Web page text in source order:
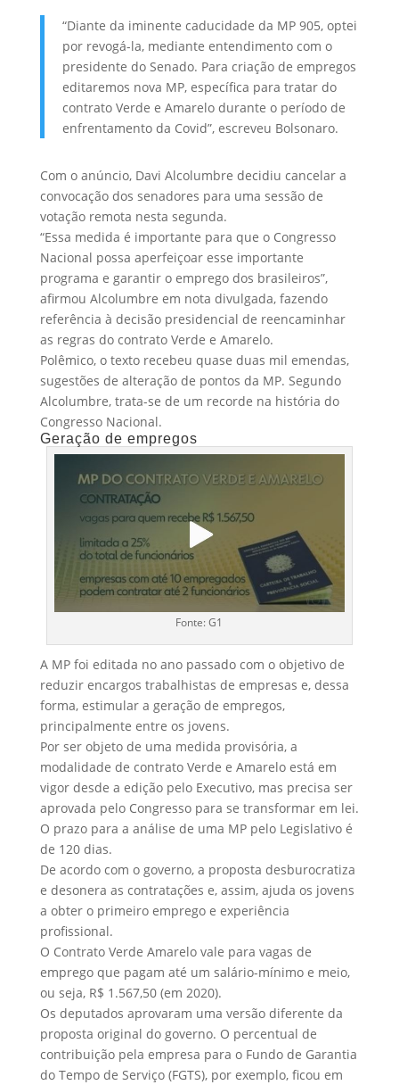
“Diante da iminente caducidade da MP 905, optei
por revogá-la, mediante entendimento com o
presidente do Senado. Para criação de empregos
editaremos nova MP, específica para tratar do
contrato Verde e Amarelo durante o período de
enfrentamento da Covid”, escreveu Bolsonaro.
Com o anúncio, Davi Alcolumbre decidiu cancelar a
convocação dos senadores para uma sessão de
votação remota nesta segunda.
“Essa medida é importante para que o Congresso
Nacional possa aperfeiçoar esse importante
programa e garantir o emprego dos brasileiros”,
afirmou Alcolumbre em nota divulgada, fazendo
referência à decisão presidencial de reencaminhar
as regras do contrato Verde e Amarelo.
Polêmico, o texto recebeu quase duas mil emendas,
sugestões de alteração de pontos da MP. Segundo
Alcolumbre, trata-se de um recorde na história do
Congresso Nacional.
Geração de empregos
Fonte: G1
A MP foi editada no ano passado com o objetivo de
reduzir encargos trabalhistas de empresas e, dessa
forma, estimular a geração de empregos,
principalmente entre os jovens.
Por ser objeto de uma medida provisória, a
modalidade de contrato Verde e Amarelo está em
vigor desde a edição pelo Executivo, mas precisa ser
aprovada pelo Congresso para se transformar em lei.
O prazo para a análise de uma MP pelo Legislativo é
de 120 dias.
De acordo com o governo, a proposta desburocratiza
e desonera as contratações e, assim, ajuda os jovens
a obter o primeiro emprego e experiência
profissional.
O Contrato Verde Amarelo vale para vagas de
emprego que pagam até um salário-mínimo e meio,
ou seja, R$ 1.567,50 (em 2020).
Os deputados aprovaram uma versão diferente da
proposta original do governo. O percentual de
contribuição pela empresa para o Fundo de Garantia
do Tempo de Serviço (FGTS), por exemplo, ficou em